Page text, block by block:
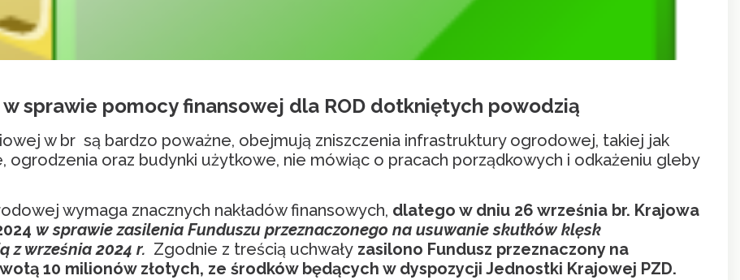
w sprawie pomocy finansowej dla ROD dotkniętych powodzią
w br są bardzo poważne, obejmują zniszczenia infrastruktury ogrodowej, takiej jak
oraz budynki użytkowe, nie mówiąc o pracach porządkowych i odkażeniu gleby
wymaga znacznych nakładów finansowych, dlatego w dniu 26 września br. Krajowa
w sprawie zasilenia Funduszu przeznaczonego na usuwanie skutków klęsk
z września 2024 r. Zgodnie z treścią uchwały zasilono Fundusz przeznaczony na
10 milionów złotych, ze środków będących w dyspozycji Jednostki Krajowej PZD.